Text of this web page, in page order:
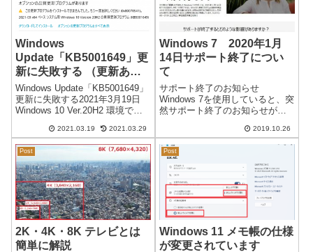
Windows
Update「KB5001649」更
新に失敗する （更新あ
り）
Windows Update「KB5001649」
更新に失敗する2021年3月19日
Windows 10 Ver.20H2 環境で
ログラムのチェック」を実行す
ると、2021-03 x64 ベース シ
ス...
2021.03.19 2021.03.29
Windows 7 2020年1月
14日サポート終了につい
て
サポート終了のお知らせ
Windows 7を使用していると、突
然サポート終了のお知らせが表
サポートは、2020年1月14日（米
国時間）までになります。以前
から告知されていたので変更は
ありません。 お知らせのリンク
「...
2019.10.26
Post
2K・4K・8K テレビとは
簡単に解説
Post
Windows 11 メモ帳の仕様
が変更されています